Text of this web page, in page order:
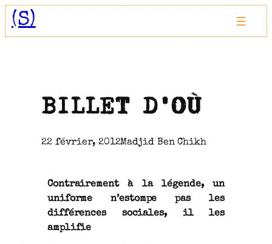
Aller
au(S)
BILLET D’OÙ
22 février, 2012Madjid Ben Chikh
Contrairement à la légende, un
uniforme n’estompe pas les
différences sociales, il les
amplifie